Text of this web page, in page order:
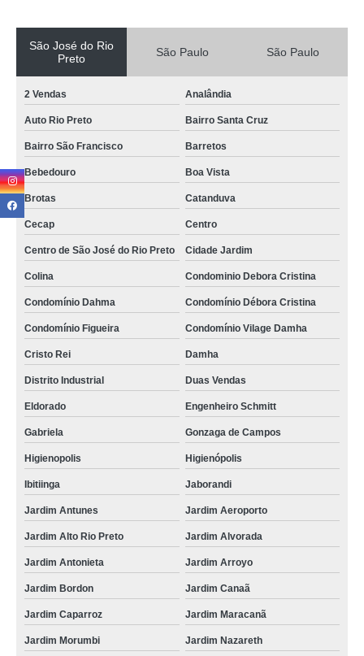
São José do Rio
Preto
São Paulo São Paulo
2 Vendas Analândia
Auto Rio Preto Bairro Santa Cruz
Bairro São Francisco Barretos
Bebedouro Boa Vista
Brotas Catanduva
Cecap Centro
Centro de São José do Rio Preto Cidade Jardim
Colina Condominio Debora Cristina
Condomínio Dahma Condomínio Débora Cristina
Condomínio Figueira Condomínio Vilage Damha
Cristo Rei Damha
Distrito Industrial Duas Vendas
Eldorado Engenheiro Schmitt
Gabriela Gonzaga de Campos
Higienopolis Higienópolis
Ibitiinga Jaborandi
Jardim Antunes Jardim Aeroporto
Jardim Alto Rio Preto Jardim Alvorada
Jardim Antonieta Jardim Arroyo
Jardim Bordon Jardim Canaã
Jardim Caparroz Jardim Maracanã
Jardim Morumbi Jardim Nazareth